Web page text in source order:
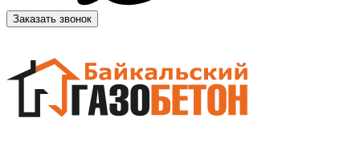
Заказать звонок